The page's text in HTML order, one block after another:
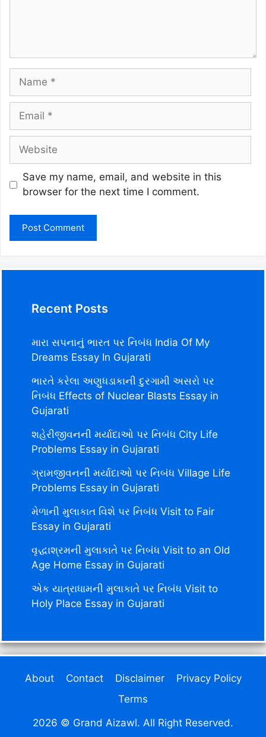
Name
Email
Website
Save my name, email, and website in this
browser for the next time I comment.
Recent Posts
મારા સપનાનું ભારત પર નિબંધ India Of My
Dreams Essay In Gujarati
ભારતે કરેલા અણુધડાકાની દુરગામી અસરો પર
નિબંધ Effects of Nuclear Blasts Essay in
Gujarati
શહેરીજીવનની મર્યાદાઓ પર નિબંધ City Life
Problems Essay in Gujarati
ગ્રામજીવનની મર્યાદાઓ પર નિબંધ Village Life
Problems Essay in Gujarati
મેળાની મુલાકાત વિશે પર નિબંધ Visit to Fair
Essay in Gujarati
વૃદ્ધાશ્રમની મુલાકાતે પર નિબંધ Visit to an Old
Age Home Essay in Gujarati
એક યાત્રાધામની મુલાકાતે પર નિબંધ Visit to
Holy Place Essay in Gujarati
About Contact Disclaimer
Privacy Policy
Terms
2026 © Grand Aizawl. All Right Reserved.